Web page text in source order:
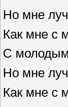
Но мне
Как мне с
С
Но мне
Как мне с